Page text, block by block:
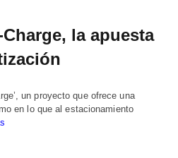
la apuesta
un proyecto que ofrece una
en lo que al estacionamiento